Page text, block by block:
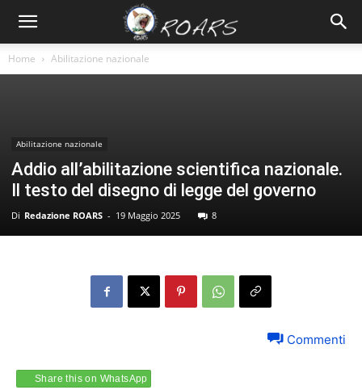
Home Abilitazione nazionale
Abilitazione nazionale
Addio all’abilitazione scientifica nazionale.
Il testo del disegno di legge del governo
Di Redazione ROARS - 19 Maggio 2025 8
Commenti
Share this on WhatsApp